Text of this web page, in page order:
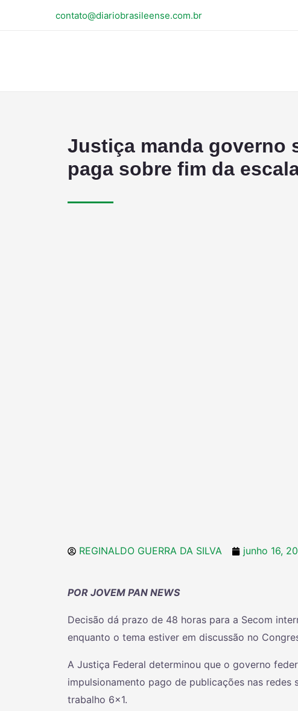
contato@diariobrasileense.com.br
Justiça manda governo
paga sobre fim da
REGINALDO GUERRA DA SILVA junho 16,
POR JOVEM PAN NEWS
Decisão dá prazo de 48 horas para a Secom
enquanto o tema estiver em discussão no
A Justiça Federal determinou que o governo
impulsionamento pago de publicações nas
trabalho 6×1.